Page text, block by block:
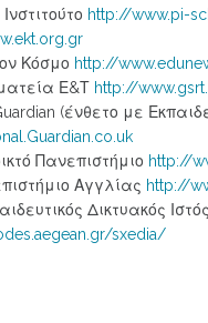
http://www.pi-
Κόσμο http://
Ε&Τ http://
(ένθετο με
Πανεπιστήμιο http://
Αγγλίας http://
Δικτυακός
sxedia/